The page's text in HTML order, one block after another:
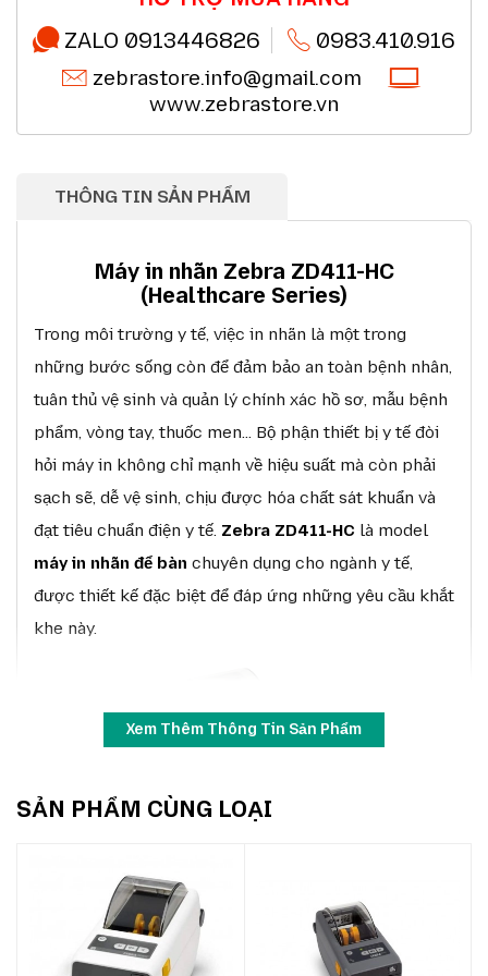
Chất lượng sản phẩm chính hãng CO,CQ (*)
Thanh toán chuyển khoản QRcode (*)
ZALO 0913446826
0983.410.916
zebrastore.info@gmail.com
www.zebrastore.vn
THÔNG TIN SẢN PHẨM
Máy in nhãn Zebra ZD411-HC
(Healthcare Series)
Trong môi trường y tế, việc in nhãn là một trong
những bước sống còn để đảm bảo an toàn bệnh nhân,
tuân thủ vệ sinh và quản lý chính xác hồ sơ, mẫu bệnh
phẩm, vòng tay, thuốc men… Bộ phận thiết bị y tế đòi
hỏi máy in không chỉ mạnh về hiệu suất mà còn phải
sạch sẽ, dễ vệ sinh, chịu được hóa chất sát khuẩn và
đạt tiêu chuẩn điện y tế. Zebra ZD411-HC là model
máy in nhãn để bàn chuyên dụng cho ngành y tế,
được thiết kế đặc biệt để đáp ứng những yêu cầu khắt
khe này.
Zebra ZD411-HC
ZD411-HC tích hợp vỏ máy làm từ nhựa kháng khuẩn,
Xem Thêm Thông Tin Sản Phẩm
SẢN PHẨM CÙNG LOẠI